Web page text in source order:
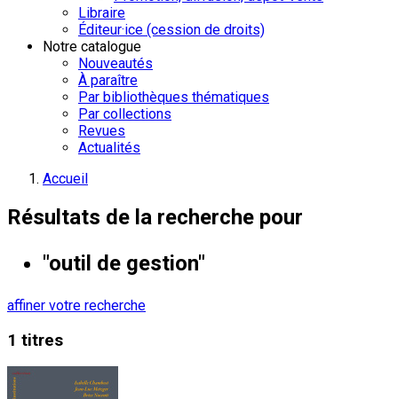
Libraire
Éditeur·ice (cession de droits)
Notre catalogue
Nouveautés
À paraître
Par bibliothèques thématiques
Par collections
Revues
Actualités
Accueil
Résultats de la recherche pour
"outil de gestion"
affiner votre recherche
1 titres